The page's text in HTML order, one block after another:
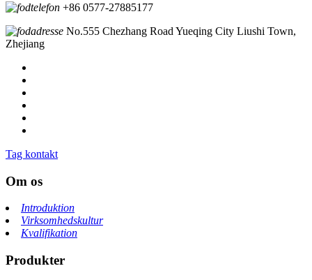
+86 0577-27885177
No.555 Chezhang Road Yueqing City Liushi Town,
Zhejiang
Tag kontakt
Om os
Introduktion
Virksomhedskultur
Kvalifikation
Produkter